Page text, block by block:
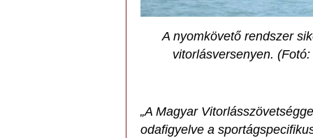
A nyomkövető rendszer
vitorlásversenyen.
„A Magyar
odafigyelve a